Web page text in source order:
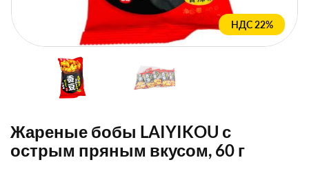
НДС 22%
Жареные бобы LAIYIKOU с
острым пряным вкусом,​ 60 г